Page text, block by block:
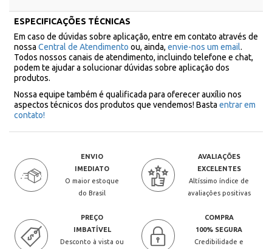
ESPECIFICAÇÕES TÉCNICAS
Em caso de dúvidas sobre aplicação, entre em contato através de
nossa Central de Atendimento ou, ainda, envie-nos um email.
Todos nossos canais de atendimento, incluindo telefone e chat,
podem te ajudar a solucionar dúvidas sobre aplicação dos
produtos.
Nossa equipe também é qualificada para oferecer auxílio nos
aspectos técnicos dos produtos que vendemos! Basta entrar em
contato!
ENVIO
IMEDIATO
O maior estoque
do Brasil
AVALIAÇÕES
EXCELENTES
Altíssimo índice de
avaliações positivas
PREÇO
IMBATÍVEL
Desconto à vista ou
COMPRA
100% SEGURA
Credibilidade e